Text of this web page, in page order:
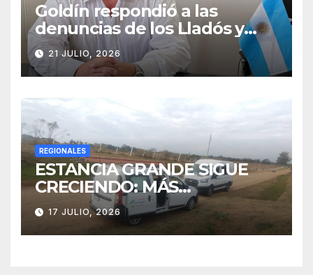
Goldín respondió a las
denuncias de los Lladós y
defendió la transparencia de
su gestión
21 JULIO, 2026
REGIONALES
ESTANCIA GRANDE SIGUE
CRECIENDO: MÁS
CONECTIVIDAD Y UNA
TRANSFORMACIÓN
HISTÓRICA PARA LA
17 JULIO, 2026